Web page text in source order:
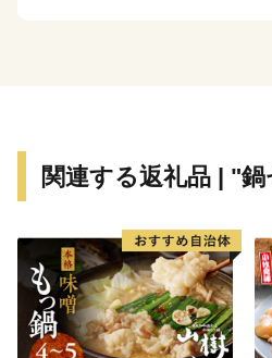
関連する返礼品 | "